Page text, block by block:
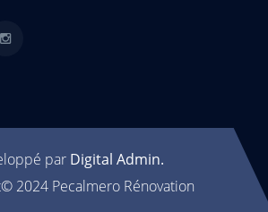
par Digital Admin.
2024 Pecalmero Rénovation